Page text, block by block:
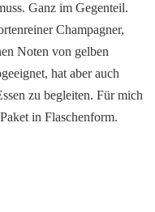
Ganz im Gegenteil.
Champagner,
Noten von gelben
hat aber auch
zu begleiten. Für mich
in Flaschenform.